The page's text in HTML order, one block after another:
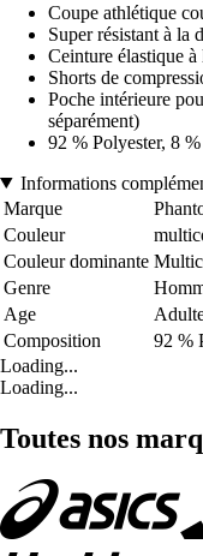
Coupe athlétique
Super résistant à la
Ceinture élastique
Shorts de
Poche intérieure
séparément)
92 % Polyester, 8
Informations
Marque
Couleur
Couleur dominante
Genre
Age
Composition
92 %
Loading...
Loading...
Toutes nos